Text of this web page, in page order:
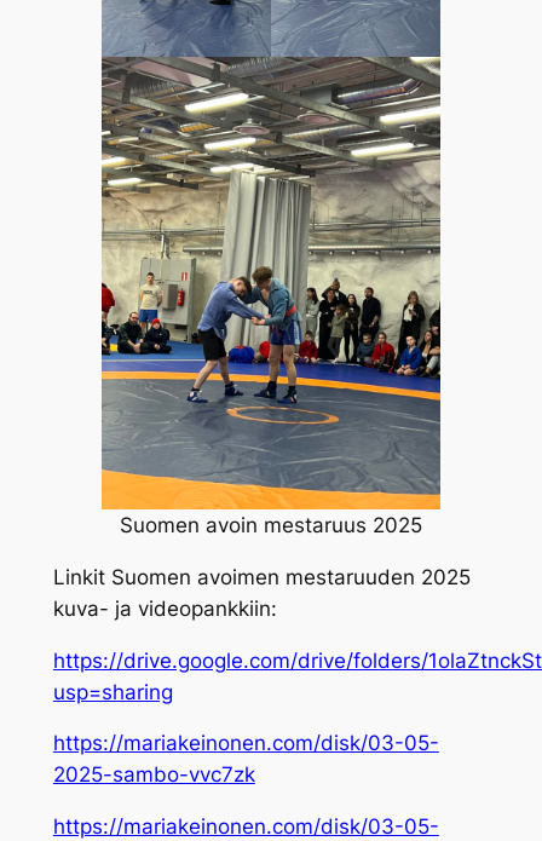
Suomen avoin mestaruus 2025
Linkit Suomen avoimen mestaruuden 2025
kuva- ja videopankkiin:
https://drive.google.com/drive/folders/
usp=sharing
https://mariakeinonen.com/disk/03-05-
2025-sambo-vvc7zk
https://mariakeinonen.com/disk/03-05-